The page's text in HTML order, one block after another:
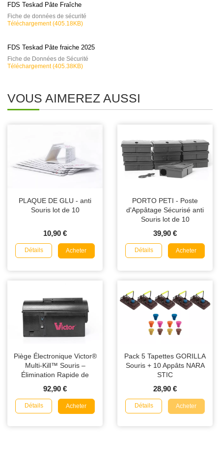
FDS Teskad Pâte Fraîche
Fiche de données de sécurité
Téléchargement (405.18KB)
FDS Teskad Pâte fraiche 2025
Fiche de Données de Sécurité
Téléchargement (405.38KB)
VOUS AIMEREZ AUSSI
PLAQUE DE GLU - anti
Souris lot de 10
10,90 €
Détails Acheter
PORTO PETI - Poste
d'Appâtage Sécurisé anti
Souris lot de 10
39,90 €
Détails Acheter
Piège Électronique Victor®
Multi-Kill™ Souris –
Élimination Rapide de
92,90 €
Détails Acheter
Pack 5 Tapettes GORILLA
Souris + 10 Appâts NARA
STIC
28,90 €
Détails Acheter